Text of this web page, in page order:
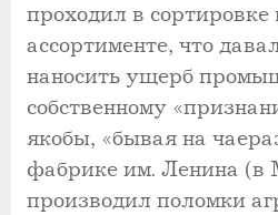
проходил в
ассортименте, что
наносить ущерб
собственному
якобы, «бывая на
фабрике им. Ленина (в
производил поломки